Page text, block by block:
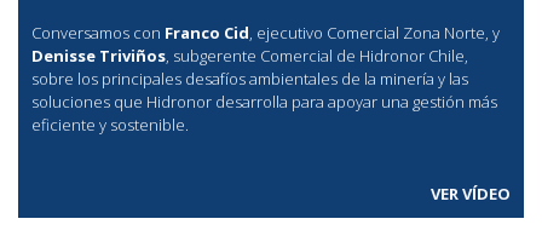
Conversamos con Franco Cid, ejecutivo Comercial Zona Norte, y
Denisse Triviños, subgerente Comercial de Hidronor Chile,
sobre los principales desafíos ambientales de la minería y las
soluciones que Hidronor desarrolla para apoyar una gestión más
eficiente y sostenible.
VER VÍDEO